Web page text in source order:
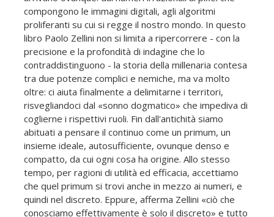
compongono le immagini digitali, agli algoritmi
proliferanti su cui si regge il nostro mondo. In questo
libro Paolo Zellini non si limita a ripercorrere - con la
precisione e la profondità di indagine che lo
contraddistinguono - la storia della millenaria contesa
tra due potenze complici e nemiche, ma va molto
oltre: ci aiuta finalmente a delimitarne i territori,
risvegliandoci dal «sonno dogmatico» che impediva di
coglierne i rispettivi ruoli. Fin dall'antichità siamo
abituati a pensare il continuo come un primum, un
insieme ideale, autosufficiente, ovunque denso e
compatto, da cui ogni cosa ha origine. Allo stesso
tempo, per ragioni di utilità ed efficacia, accettiamo
che quel primum si trovi anche in mezzo ai numeri, e
quindi nel discreto. Eppure, afferma Zellini «ciò che
conosciamo effettivamente è solo il discreto» e tutto